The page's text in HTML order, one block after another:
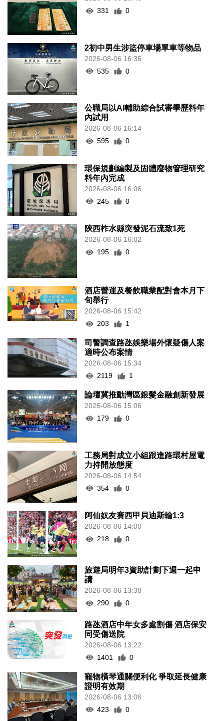
331
0
2初中男生涉盜停車場單車等物品
2026-08-06 16:36
535
0
公職局以AI輔助綜合試審學歷料年
內試用
2026-08-06 16:14
595
0
環保規劃編製及固體廢物管理研究
料年內完成
2026-08-06 16:06
245
0
陝西柞水縣突發泥石流致1死
2026-08-06 16:02
195
0
酒店營運及餐飲職業配對會本月下
旬舉行
2026-08-06 15:42
203
1
司警調查路氹娛樂場外懷疑傷人案
適時公布案情
2026-08-06 15:34
2119
1
論壇冀推動灣區銀髮金融創新發展
2026-08-06 15:06
179
0
工務局對成立小組跟進路環村屋電
力持開放態度
2026-08-06 14:54
354
0
阿仙奴友賽西甲貝迪斯輸1:3
2026-08-06 14:00
218
0
旅遊局明年3資助計劃下週一起申
請
2026-08-06 13:38
290
0
路氹酒店中年女多處割傷 酒店保安
同受傷送院
2026-08-06 13:22
1401
0
寵物橫琴通關便利化 爭取延長健康
證明有效期
2026-08-06 13:06
423
0